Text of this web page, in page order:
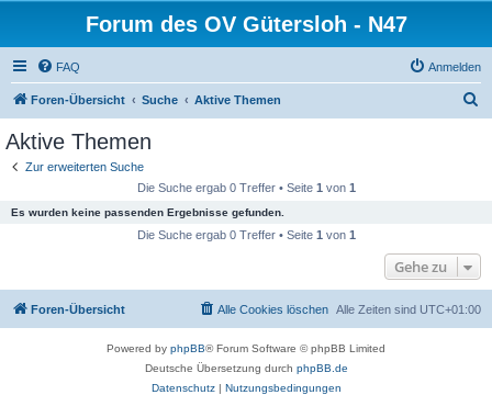
Forum des OV Gütersloh - N47
FAQ Anmelden
Foren-Übersicht Suche Aktive Themen
Aktive Themen
Zur erweiterten Suche
Die Suche ergab 0 Treffer • Seite 1 von 1
Es wurden keine passenden Ergebnisse gefunden.
Die Suche ergab 0 Treffer • Seite 1 von 1
Gehe zu
Foren-Übersicht Alle Zeiten sind UTC+01:00
Alle Cookies löschen
Powered by phpBB® Forum Software © phpBB Limited
Deutsche Übersetzung durch phpBB.de
Datenschutz| Nutzungsbedingungen